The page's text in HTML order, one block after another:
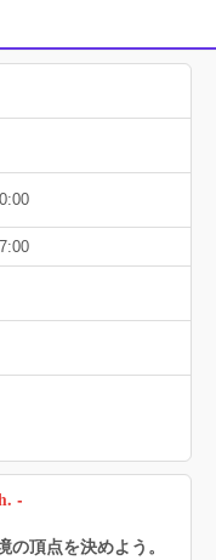
-
頂点を決めよう。